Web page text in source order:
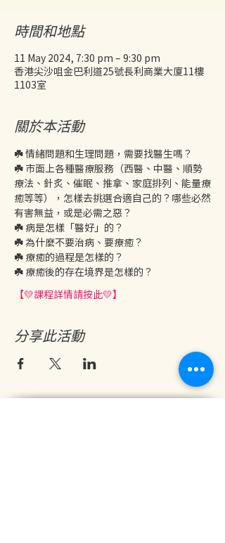
時間和地點
11 May 2024, 7:30 pm – 9:30 pm
香港尖沙咀金巴利道25號長利商業大廈11樓
1103室
關於本活動
☘️ 情緒問題和生理問題，需要找醫生嗎？
☘️ 市面上各種醫療服務（西醫、中醫、順勢
療法、針炙、催眠、推拿、家庭排列、能量療
癒等等），怎樣去挑選合適自己的？哪些必然
有害無益，或是必需之惡？
☘️ 病是怎樣「醫好」的？
☘️ 為什麼不要治病、要療癒？
☘️ 療癒的過程是怎樣的？
☘️ 療癒後的存在境界是怎樣的？
【💛課程詳情請按此💛】
分享此活動